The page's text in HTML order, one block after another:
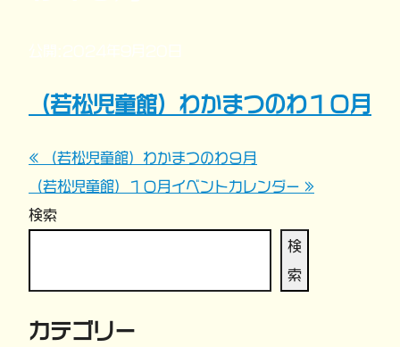
（若松児童館）わかまつのわ１０月
投
稿
ビ
ゲ
« （若松児童館）わかまつのわ９月
（若松児童館）１０月イベントカレンダー »
検索
検
索
カテゴリー